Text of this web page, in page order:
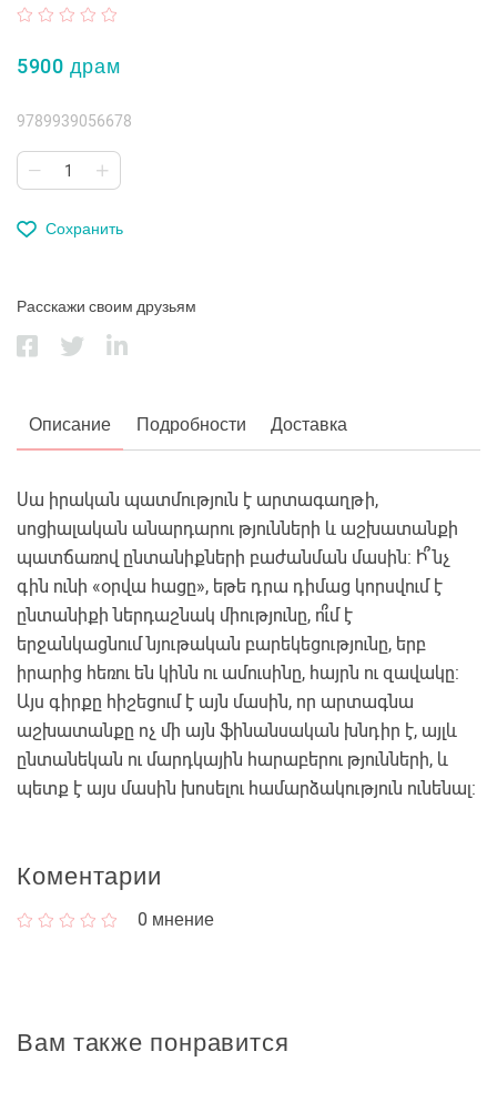
5900 драм
9789939056678
Сохранить
Расскажи своим друзьям
Описание Подробности Доставка
Սա իրական պատմություն է արտագաղթի,
սոցիալական անարդարու թյունների և աշխատանքի
պատճառով ընտանիքների բաժանման մասին: Ի՞նչ
գին ունի «օրվա հացը», եթե դրա դիմաց կորսվում է
ընտանիքի ներդաշնակ միությունը, ո՞ւմ է
երջանկացնում նյութական բարեկեցությունը, երբ
իրարից հեռու են կինն ու ամուսինը, հայրն ու զավակը:
Այս գիրքը հիշեցում է այն մասին, որ արտագնա
աշխատանքը ոչ մի այն ֆինանսական խնդիր է, այլև
ընտանեկան ու մարդկային հարաբերու թյունների, և
պետք է այս մասին խոսելու համարձակություն ունենալ:
Коментарии
0 мнение
Вам также понравится